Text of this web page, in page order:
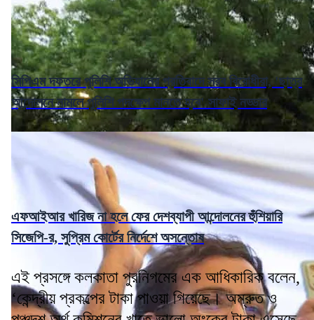
সিপিএম দফতরে পুলিশি অভিযানের প্রতিবাদে সরব বিরোধীরা, 'ছাত্র
আন্দোলনে নামলে পুলিশি পদক্ষেপ মানতে হবে' সাফাই নড্ডার
এফআইআর খারিজ না হলে ফের দেশব্যাপী আন্দোলনের হুঁশিয়ারি
সিজেপি-র, সুপ্রিম কোর্টের নির্দেশে অসন্তোষ
এই প্রসঙ্গে কলকাতা পুরনিগমের এক আধিকারিক বলেন,
‘কেন্দ্রীয় প্রকল্পের টাকা পাওয়া গিয়েছে। অম্রুত ও